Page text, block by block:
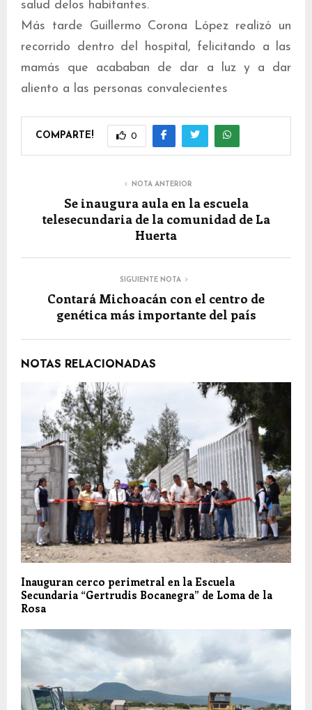
salud delos habitantes.
Más tarde Guillermo Corona López realizó un
recorrido dentro del hospital, felicitando a las
mamás que acababan de dar a luz y a dar
aliento a las personas convalecientes
COMPARTE! 0
NOTA ANTERIOR
Se inaugura aula en la escuela
telesecundaria de la comunidad de La
Huerta
SIGUIENTE NOTA
Contará Michoacán con el centro de
genética más importante del país
NOTAS RELACIONADAS
Inauguran cerco perimetral en la Escuela
Secundaria “Gertrudis Bocanegra” de Loma de la
Rosa